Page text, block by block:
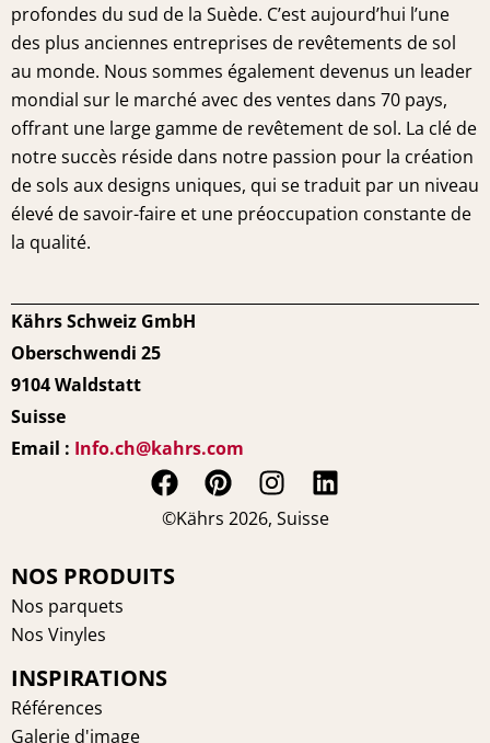
profondes du sud de la Suède. C’est aujourd’hui l’une
des plus anciennes entreprises de revêtements de sol
au monde. Nous sommes également devenus un leader
mondial sur le marché avec des ventes dans 70 pays,
offrant une large gamme de revêtement de sol. La clé de
notre succès réside dans notre passion pour la création
de sols aux designs uniques, qui se traduit par un niveau
élevé de savoir-faire et une préoccupation constante de
la qualité.
Kährs Schweiz GmbH
Oberschwendi 25
9104 Waldstatt
Suisse
Email : Info.ch@kahrs.com
F
a
e
k
P
i
I
n
L
i
©Kährs 2026, Suisse
NOS PRODUITS
Nos parquets
Nos Vinyles
INSPIRATIONS
Références
Galerie d'image